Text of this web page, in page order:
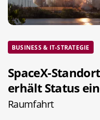
BUSINESS & IT-STRATEGIE
SpaceX-
erhält Status
Raumfahrt